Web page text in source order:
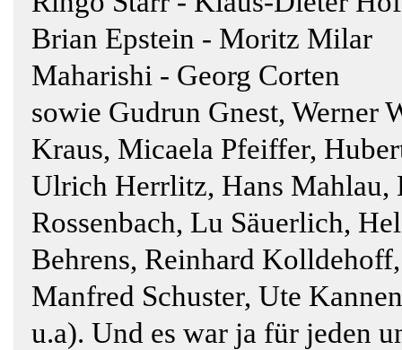
Brian Epstein - Moritz Milar
Maharishi - Georg Corten
sowie Gudrun Gnest, Werner
Kraus, Micaela Pfeiffer,
Ulrich Herrlitz, Hans Mahlau,
Rossenbach, Lu Säuerlich,
Behrens, Reinhard
Manfred Schuster, Ute
u.a). Und es war ja für jeden